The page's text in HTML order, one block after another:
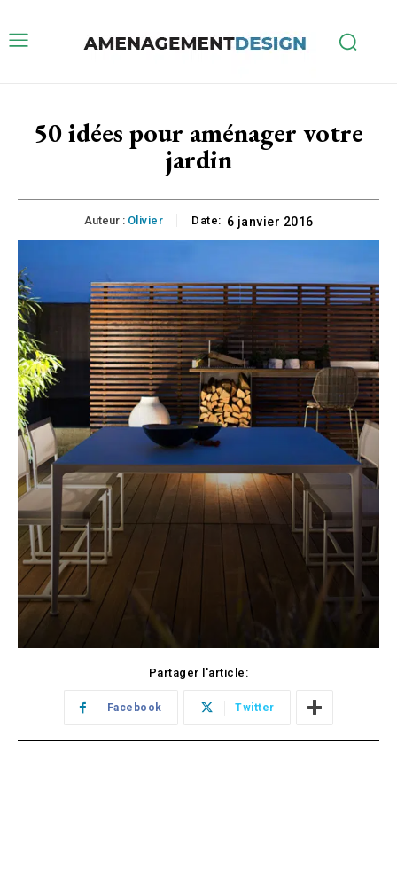
50 idées pour aménager votre
jardin
Auteur : Olivier Date: 6 janvier 2016
Partager l'article:
Facebook Twitter